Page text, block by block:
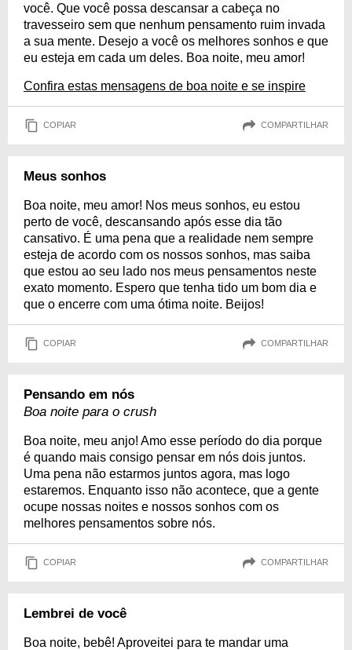
você. Que você possa descansar a cabeça no
travesseiro sem que nenhum pensamento ruim invada
a sua mente. Desejo a você os melhores sonhos e que
eu esteja em cada um deles. Boa noite, meu amor!
Confira estas mensagens de boa noite e se inspire
COPIAR COMPARTILHAR
Meus sonhos
Boa noite, meu amor! Nos meus sonhos, eu estou
perto de você, descansando após esse dia tão
cansativo. É uma pena que a realidade nem sempre
esteja de acordo com os nossos sonhos, mas saiba
que estou ao seu lado nos meus pensamentos neste
exato momento. Espero que tenha tido um bom dia e
que o encerre com uma ótima noite. Beijos!
COPIAR COMPARTILHAR
Pensando em nós
Boa noite para o crush
Boa noite, meu anjo! Amo esse período do dia porque
é quando mais consigo pensar em nós dois juntos.
Uma pena não estarmos juntos agora, mas logo
estaremos. Enquanto isso não acontece, que a gente
ocupe nossas noites e nossos sonhos com os
melhores pensamentos sobre nós.
COPIAR COMPARTILHAR
Lembrei de você
Boa noite, bebê! Aproveitei para te mandar uma